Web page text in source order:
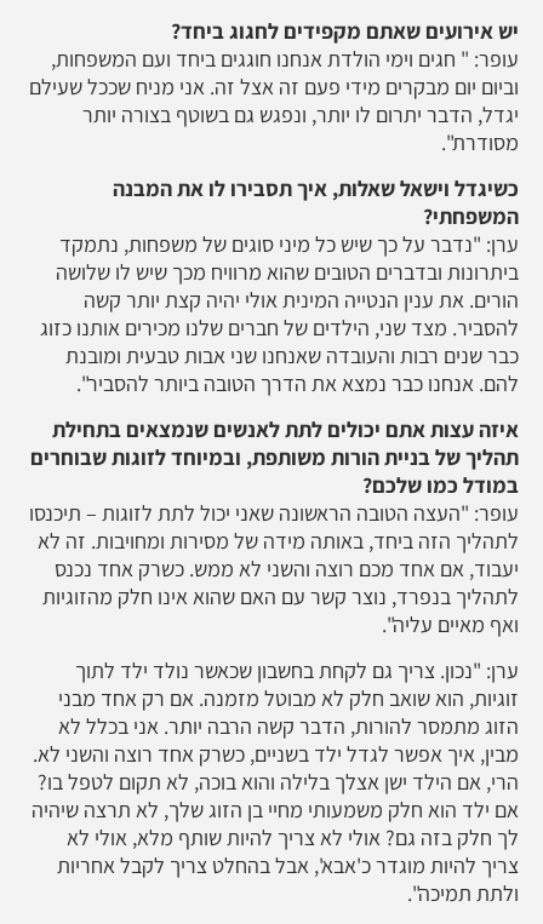
יש אירועים שאתם מקפידים לחגוג ביחד?
עופר: " חגים וימי הולדת אנחנו חוגגים ביחד ועם המשפחות,
וביום יום מבקרים מידי פעם זה אצל זה. אני מניח שככל שעילם
יגדל, הדבר יתרום לו יותר, ונפגש גם בשוטף בצורה יותר
מסודרת".
כשיגדל וישאל שאלות, איך תסבירו לו את המבנה
המשפחתי?
ערן: "נדבר על כך שיש כל מיני סוגים של משפחות, נתמקד
ביתרונות ובדברים הטובים שהוא מרוויח מכך שיש לו שלושה
הורים. את ענין הנטייה המינית אולי יהיה קצת יותר קשה
להסביר. מצד שני, הילדים של חברים שלנו מכירים אותנו כזוג
כבר שנים רבות והעובדה שאנחנו שני אבות טבעית ומובנת
להם. אנחנו כבר נמצא את הדרך הטובה ביותר להסביר".
איזה עצות אתם יכולים לתת לאנשים שנמצאים בתחילת
תהליך של בניית הורות משותפת, ובמיוחד לזוגות שבוחרים
במודל כמו שלכם?
עופר: "העצה הטובה הראשונה שאני יכול לתת לזוגות – תיכנסו
לתהליך הזה ביחד, באותה מידה של מסירות ומחויבות. זה לא
יעבוד, אם אחד מכם רוצה והשני לא ממש. כשרק אחד נכנס
לתהליך בנפרד, נוצר קשר עם האם שהוא אינו חלק מהזוגיות
ואף מאיים עליה".
ערן: "נכון. צריך גם לקחת בחשבון שכאשר נולד ילד לתוך
זוגיות, הוא שואב חלק לא מבוטל מזמנה. אם רק אחד מבני
הזוג מתמסר להורות, הדבר קשה הרבה יותר. אני בכלל לא
מבין, איך אפשר לגדל ילד בשניים, כשרק אחד רוצה והשני לא.
הרי, אם הילד ישן אצלך בלילה והוא בוכה, לא תקום לטפל בו?
אם ילד הוא חלק משמעותי מחיי בן הזוג שלך, לא תרצה שיהיה
לך חלק בזה גם? אולי לא צריך להיות שותף מלא, אולי לא
צריך להיות מוגדר כ'אבא', אבל בהחלט צריך לקבל אחריות
ולתת תמיכה".